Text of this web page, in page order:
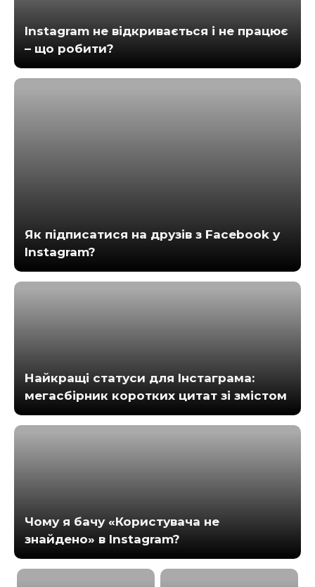
Instagram не відкривається і не працює
– що робити?
Як підписатися на друзів з Facebook у
Instagram?
Найкращі статуси для Інстаграма:
мегасбірник коротких цитат зі змістом
Чому я бачу «Користувача не
знайдено» в Instagram?